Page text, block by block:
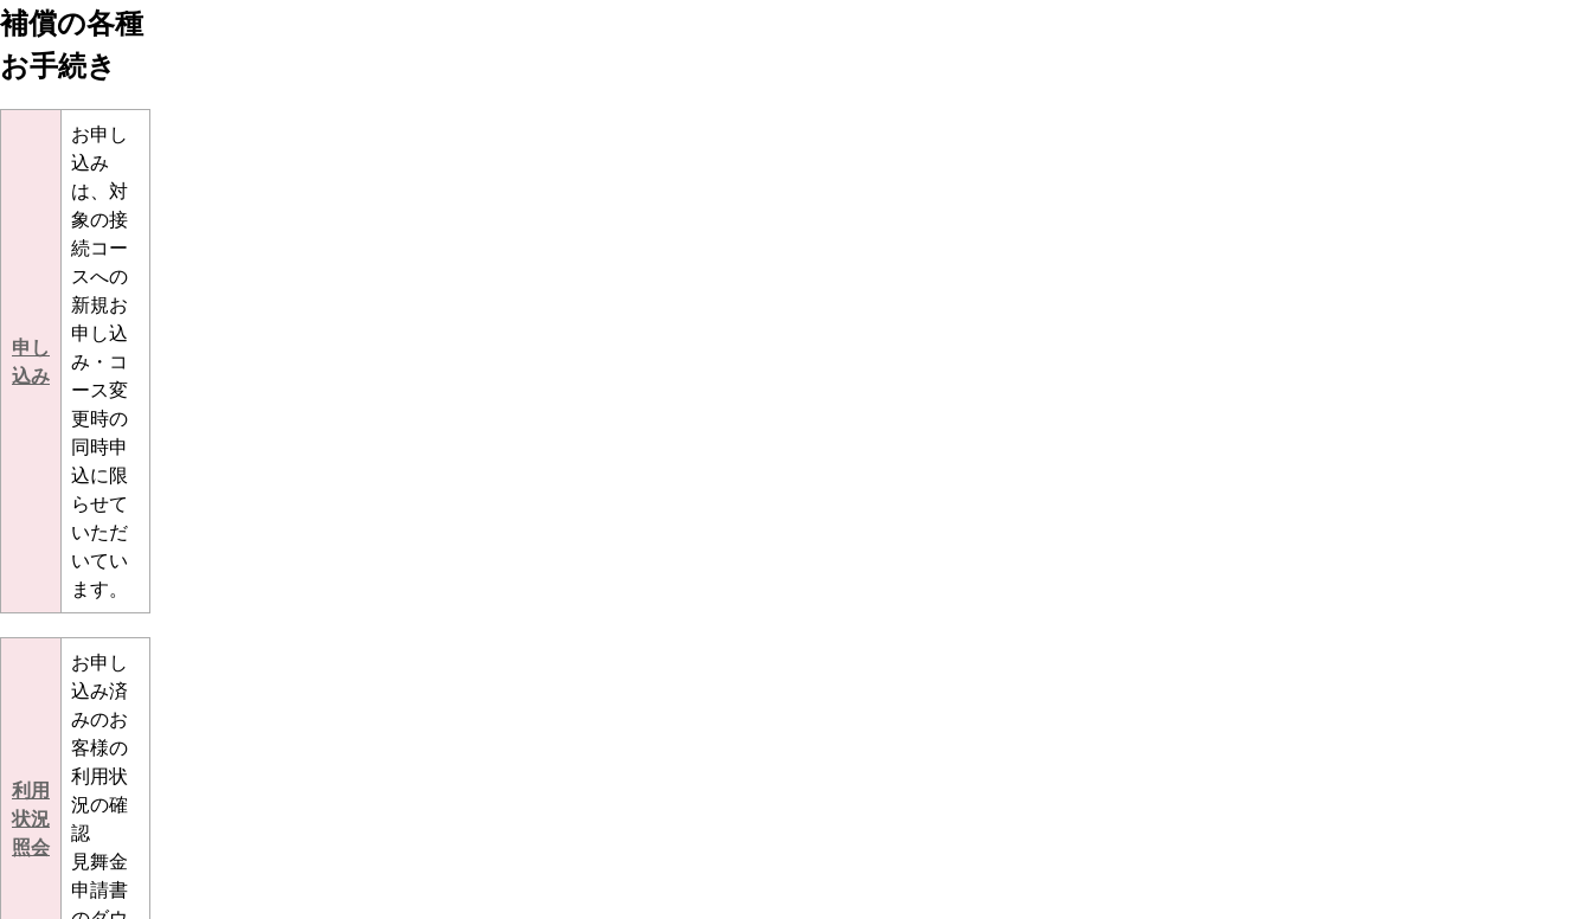
補償の各種
お手続き
申し
込み
お申し
込み
は、対
象の接
続コー
スへの
新規お
申し込
み・コ
ース変
更時の
同時申
込に限
らせて
いただ
いてい
ます。
利用
状況
照会
お申し
込み済
みのお
客様の
利用状
況の確
認
見舞金
申請書